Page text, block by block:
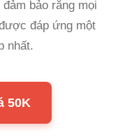
bảo rằng mọi
đáp ứng một
nhất.
50K